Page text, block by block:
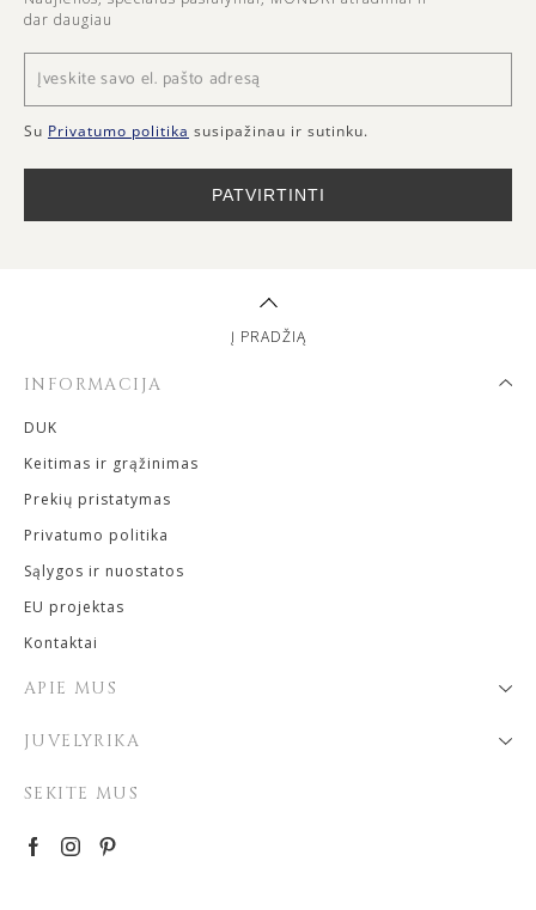
dar daugiau
Su Privatumo politika susipažinau ir sutinku.
PATVIRTINTI
INFORMACIJA
DUK
Keitimas ir grąžinimas
Prekių pristatymas
Privatumo politika
Sąlygos ir nuostatos
EU projektas
Kontaktai
APIE MUS
JUVELYRIKA
SEKITE MUS
Į PRADŽIĄ